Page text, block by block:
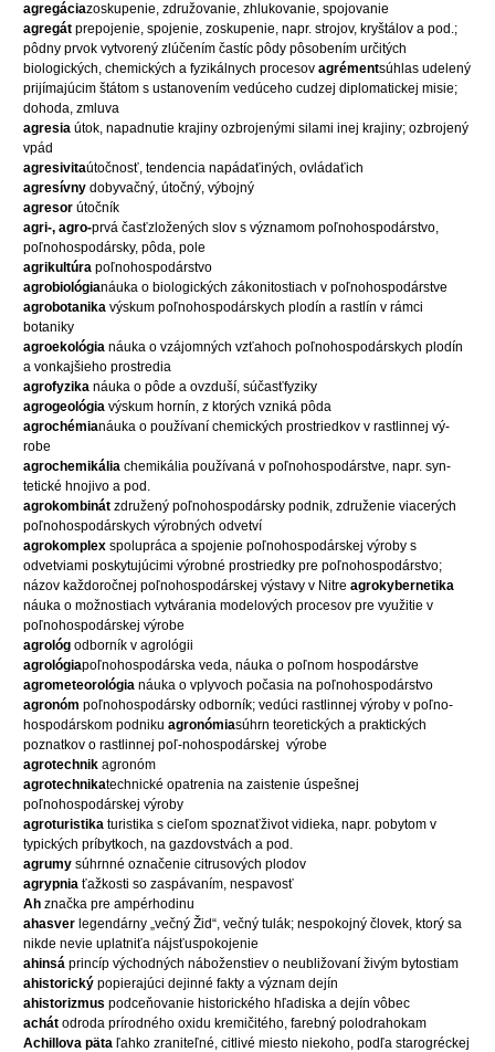
agregáciazoskupenie, združovanie, zhlukovanie, spojovanie
agregát prepojenie, spojenie, zoskupenie, napr. strojov, kryštálov a pod.;
pôdny prvok vytvorený zlúčením častíc pôdy pôsobením určitých
biologických, chemických a fyzikálnych procesov agrémentsúhlas udelený
prijímajúcim štátom s ustanovením vedúceho cudzej diplomatickej misie;
dohoda, zmluva
agresia útok, napadnutie krajiny ozbrojenými silami inej krajiny; ozbrojený
vpád
agresivitaútočnosť, tendencia napádaťiných, ovládaťich
agresívny dobyvačný, útočný, výbojný
agresor útočník
agri-, agro-prvá časťzložených slov s významom poľnohospodárstvo,
poľnohospodársky, pôda, pole
agrikultúra poľnohospodárstvo
agrobiológianáuka o biologických zákonitostiach v poľnohospodárstve
agrobotanika výskum poľnohospodárskych plodín a rastlín v rámci
botaniky
agroekológia náuka o vzájomných vzťahoch poľnohospodárskych plodín
a vonkajšieho prostredia
agrofyzika náuka o pôde a ovzduší, súčasťfyziky
agrogeológia výskum hornín, z ktorých vzniká pôda
agrochémianáuka o používaní chemických prostriedkov v rastlinnej vý-
robe
agrochemikália chemikália používaná v poľnohospodárstve, napr. syn-
tetické hnojivo a pod.
agrokombinát združený poľnohospodársky podnik, združenie viacerých
poľnohospodárskych výrobných odvetví
agrokomplex spolupráca a spojenie poľnohospodárskej výroby s
odvetviami poskytujúcimi výrobné prostriedky pre poľnohospodárstvo;
názov každoročnej poľnohospodárskej výstavy v Nitre agrokybernetika
náuka o možnostiach vytvárania modelových procesov pre využitie v
poľnohospodárskej výrobe
agrológ odborník v agrológii
agrológiapoľnohospodárska veda, náuka o poľnom hospodárstve
agrometeorológia náuka o vplyvoch počasia na poľnohospodárstvo
agronóm poľnohospodársky odborník; vedúci rastlinnej výroby v poľno-
hospodárskom podniku agronómiasúhrn teoretických a praktických
poznatkov o rastlinnej poľ-nohospodárskej výrobe
agrotechnik agronóm
agrotechnikatechnické opatrenia na zaistenie úspešnej
poľnohospodárskej výroby
agroturistika turistika s cieľom spoznaťživot vidieka, napr. pobytom v
typických príbytkoch, na gazdovstvách a pod.
agrumy súhrnné označenie citrusových plodov
agrypnia ťažkosti so zaspávaním, nespavosť
Ah značka pre ampérhodinu
ahasver legendárny „večný Žid“, večný tulák; nespokojný človek, ktorý sa
nikde nevie uplatniťa nájsťuspokojenie
ahinsá princíp východných náboženstiev o neubližovaní živým bytostiam
ahistorický popierajúci dejinné fakty a význam dejín
ahistorizmus podceňovanie historického hľadiska a dejín vôbec
achát odroda prírodného oxidu kremičitého, farebný polodrahokam
Achillova päta ľahko zraniteľné, citlivé miesto niekoho, podľa starogréckej